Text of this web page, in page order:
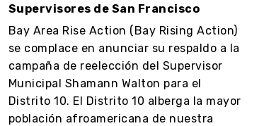
Supervisores de San Francisco
Bay Area Rise Action (Bay Rising Action)
se complace en anunciar su respaldo a la
campaña de reelección del Supervisor
Municipal Shamann Walton para el
Distrito 10. El Distrito 10 alberga la mayor
población afroamericana de nuestra